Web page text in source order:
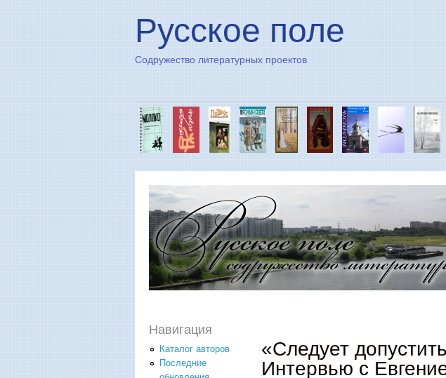
Русское поле
Содружество литературных проектов
«Следует
Интервью с
Навигация
Каталог авторов
Последние